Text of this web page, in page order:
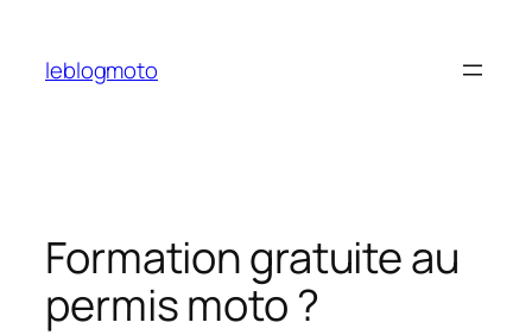
contenu
leblogmoto
Formation gratuite au
permis moto ?